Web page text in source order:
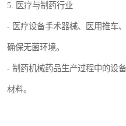
5. 医疗与制药行业
- 医疗设备手术器械、医用推车
确保无菌环境。
- 制药机械药品生产过程中的设
材料。